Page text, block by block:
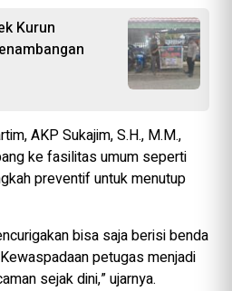
Kurun
AKP Sukajim, S.H., M.M.,
ke fasilitas umum seperti
preventif untuk menutup
bisa saja berisi benda
petugas menjadi
sejak dini,” ujarnya.